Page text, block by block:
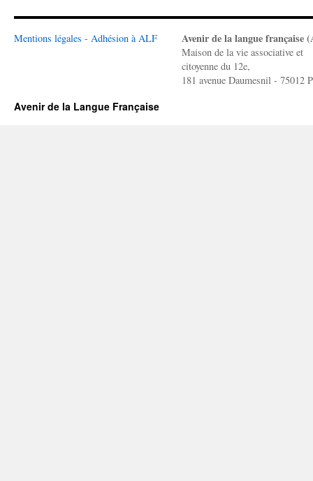
Mentions légales - Adhésion à ALF Avenir de la langue française
Maison de la vie associative et
citoyenne du 12e,
181 avenue Daumesnil - 75012
Avenir de la Langue Française